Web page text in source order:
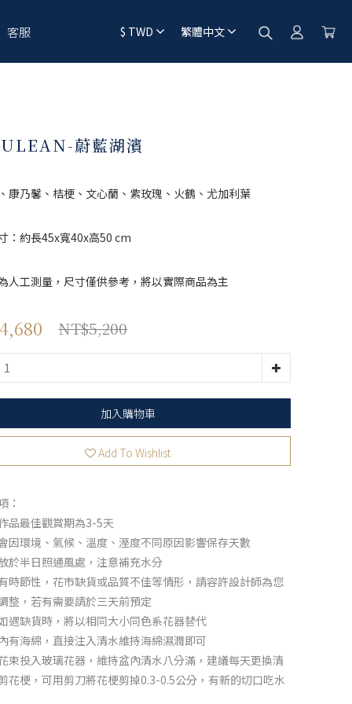
客服 $ TWD 繁體中文
蔚藍湖濱
康乃馨、桔梗、文心蘭、紫玫瑰、火鶴、尤加利葉
：約長45x寬40x高50 cm
人工測量，尺寸僅供參考，將以實際商品為主
NT$5,200
加入購物車
Add To Wishlist
：
品最佳觀賞期為3-5天
因環境、氣候、溫度、溼度不同原因影響保存天數
於半日照通風處，注意補充水分
時節性，花市缺貨或品質不佳等情形，請容許設計師為您
整，若有需要請於三天前預定
遇缺貨時，將以相同大小同色系花器替代
有海綿，直接注入清水維持海綿濕潤即可
束投入玻璃花器，維持盆內清水八分滿，建議每天更換清
花梗，可用剪刀將花梗剪掉0.3-0.5公分，有新的切口吃水